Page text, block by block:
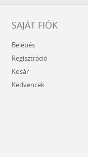
SAJÁT FIÓK
Belépés
Regisztráció
Kosár
Kedvencek